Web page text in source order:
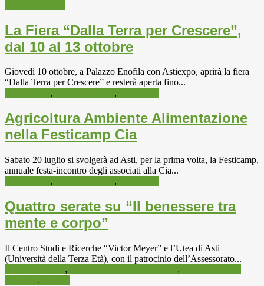
La Fiera “Dalla Terra per Crescere”,
dal 10 al 13 ottobre
Giovedì 10 ottobre, a Palazzo Enofila con Astiexpo, aprirà la fiera
“Dalla Terra per Crescere” e resterà aperta fino...
, ,
Agricoltura Ambiente Alimentazione
nella Festicamp Cia
Sabato 20 luglio si svolgerà ad Asti, per la prima volta, la Festicamp,
annuale festa-incontro degli associati alla Cia...
, ,
Quattro serate su “Il benessere tra
mente e corpo”
Il Centro Studi e Ricerche “Victor Meyer” e l’Utea di Asti
(Università della Terza Età), con il patrocinio dell’Assessorato...
, ,
,